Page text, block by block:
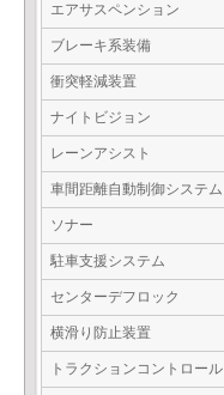
エアサスペンション
ブレーキ系装備
衝突軽減装置
ナイトビジョン
レーンアシスト
車間距離自動制御システム
ソナー
駐車支援システム
センターデフロック
横滑り防止装置
トラクションコントロール